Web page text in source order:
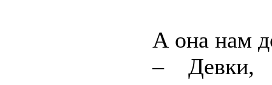
А она нам
– Девки,